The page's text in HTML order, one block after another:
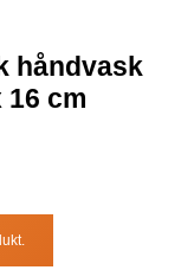
håndvask
16 cm